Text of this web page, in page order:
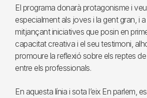
El programa donarà protagonisme i
especialment als joves i la gent gran, i
mitjançant iniciatives que posin en
capacitat creativa i el seu testimoni,
promoure la reflexió sobre els reptes
entre els professionals.
En aquesta línia i sota l’eix En parlem,